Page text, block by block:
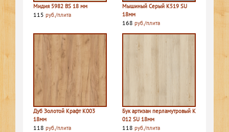
Мидия 5982 BS 18 мм
115 руб./плита
Мышиный Серый К519 SU
18мм
168 руб./плита
Дуб Золотой Крафт K003
18мм
118 руб./плита
Бук артизан перламутровый K
012 SU 18мм
118 руб./плита